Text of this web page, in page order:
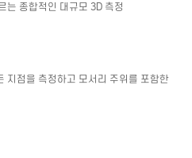
는 종합적인 대규모 3D 측정
지점을 측정하고 모서리 주위를 포함한